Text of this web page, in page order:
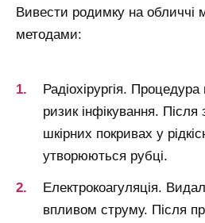
Вивести родимку на обличчі
методами:
Радіохірургія.
ризик інфікування. Після
шкірних покривах у
утворюються рубці.
Електрокоагуляція.
впливом струму. Після